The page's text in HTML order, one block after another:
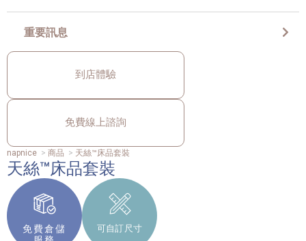
重要訊息
到店體驗
免費線上諮詢
napnice > 商品 > 天絲™床品套裝
天絲™床品套裝
免費倉儲
可自訂尺寸